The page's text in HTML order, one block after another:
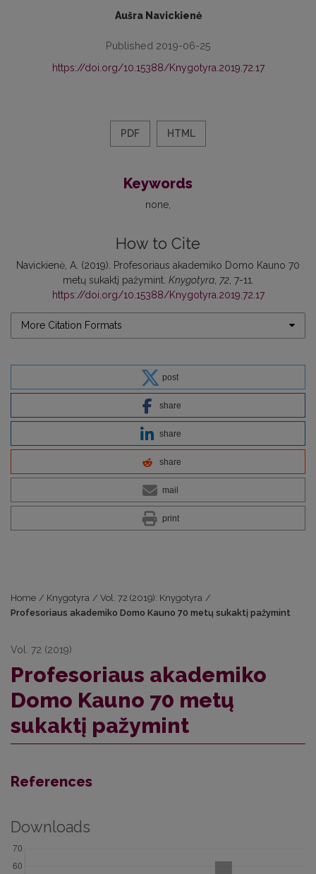
Aušra Navickienė
Published 2019-06-25
https://doi.org/10.15388/Knygotyra.2019.72.17
PDF HTML
Keywords
none
How to Cite
Navickienė, A. (2019). Profesoriaus akademiko Domo Kauno 70
metų sukaktį pažymint. Knygotyra, 72, 7-11.
https://doi.org/10.15388/Knygotyra.2019.72.17
More Citation Formats
post
share
share
share
mail
print
Home / Knygotyra / Vol. 72 (2019): Knygotyra /
Profesoriaus akademiko Domo Kauno 70 metų sukaktį pažymint
Vol. 72 (2019)
Profesoriaus akademiko
Domo Kauno 70 metų
sukaktį pažymint
References
Downloads